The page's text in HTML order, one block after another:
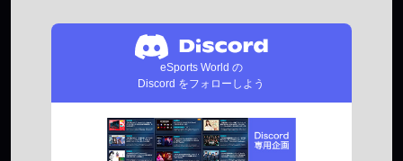
eSports World の
Discord をフォローしよう